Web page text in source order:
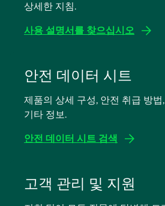
상세한 지침.
사용 설명서를 찾으십시오
안전 데이터 시트
제품의 상세 구성, 안전 취급 방
기타 정보.
안전 데이터 시트 검색
고객 관리 및 지원